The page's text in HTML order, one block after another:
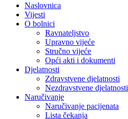
Naslovnica
Vijesti
O bolnici
Ravnateljstvo
Upravno vijeće
Stručno vijeće
Opći akti i dokumenti
Djelatnosti
Zdravstvene djelatnosti
Nezdravstvene djelatnosti
Naručivanje
Naručivanje pacijenata
Lista čekanja